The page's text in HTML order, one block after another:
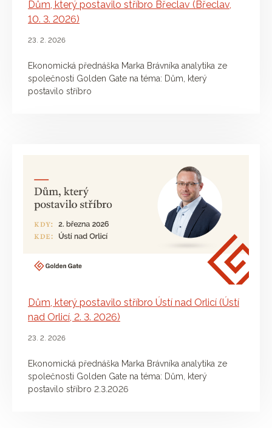
Dům, který postavilo stříbro Břeclav (Břeclav,
10. 3. 2026)
23. 2. 2026
Ekonomická přednáška Marka Brávníka analytika ze
společnosti Golden Gate na téma: Dům, který
postavilo stříbro
Dům, který postavilo stříbro Ústí nad Orlicí (Ústí
nad Orlicí, 2. 3. 2026)
23. 2. 2026
Ekonomická přednáška Marka Brávníka analytika ze
společnosti Golden Gate na téma: Dům, který
postavilo stříbro 2.3.2026